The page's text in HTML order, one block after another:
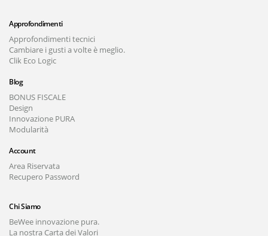
Approfondimenti
Approfondimenti tecnici
Cambiare i gusti a volte è meglio.
Clik Eco Logic
Blog
BONUS FISCALE
Design
Innovazione PURA
Modularità
Account
Area Riservata
Recupero Password
Chi Siamo
BeWee innovazione pura.
La nostra Carta dei Valori